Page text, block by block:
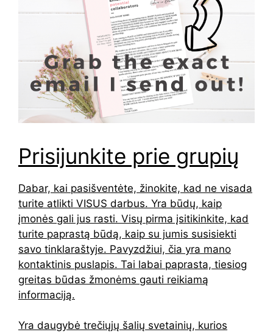
Prisijunkite prie grupių
Dabar, kai pasišventėte, žinokite, kad ne visada
turite atlikti VISUS darbus. Yra būdų, kaip
įmonės gali jus rasti. Visų pirma įsitikinkite, kad
turite paprastą būdą, kaip su jumis susisiekti
savo tinklaraštyje. Pavyzdžiui, čia yra mano
kontaktinis puslapis. Tai labai paprasta, tiesiog
greitas būdas žmonėms gauti reikiamą
informaciją.
Yra daugybė trečiųjų šalių svetainių, kurios